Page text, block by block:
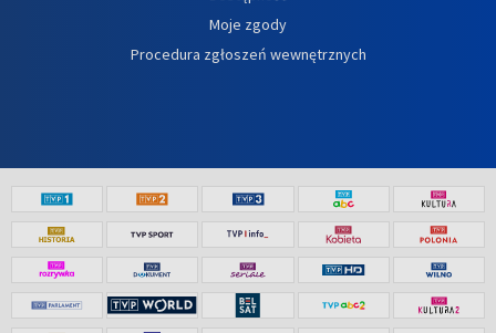
Moje zgody
Procedura zgłoszeń wewnętrznych